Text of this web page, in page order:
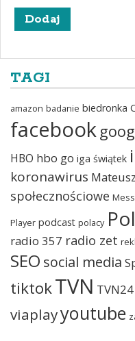
TAGI
amazon badanie biedronka
facebook
HBO hbo go iga świątek
koronawirus
społecznościowe
Player podcast polacy
radio 357 radio zet
SEO social media
tiktokTVN TVN24
viaplayyoutube